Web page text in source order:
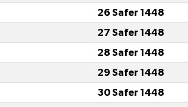
26 Safer 1448
27 Safer 1448
28 Safer 1448
29 Safer 1448
30 Safer 1448